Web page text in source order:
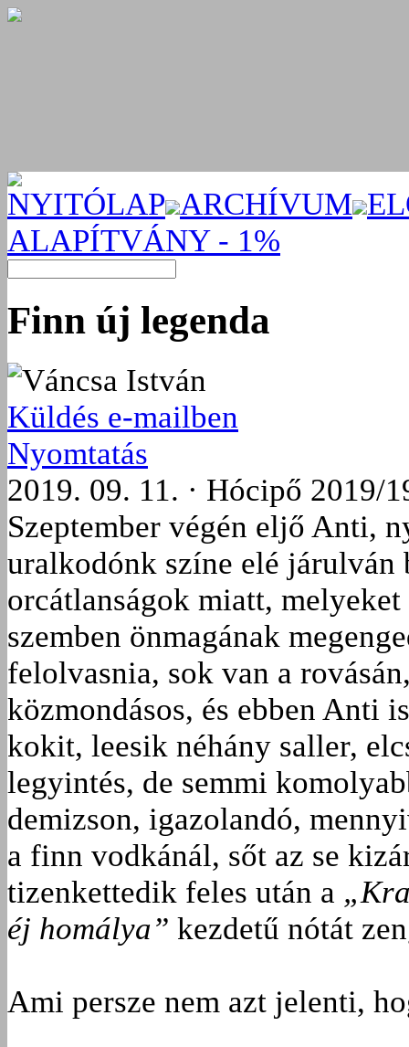
NYITÓLAP ARCHÍVUM
ALAPÍTVÁNY - 1%
Finn új legenda
Váncsa István
Küldés e-mailben
Nyomtatás
2019. 09. 11. · Hócipő 2019/
Szeptember végén eljő Anti,
uralkodónk színe elé járulván
orcátlanságok miatt,
szemben önmagának
felolvasnia, sok van a
közmondásos, és ebben Anti
kokit, leesik néhány saller,
legyintés, de semmi
demizson, igazolandó,
a finn vodkánál, sőt az se
tizenkettedik feles után a
éj homálya” kezdetű nótát
Ami persze nem azt jelenti,